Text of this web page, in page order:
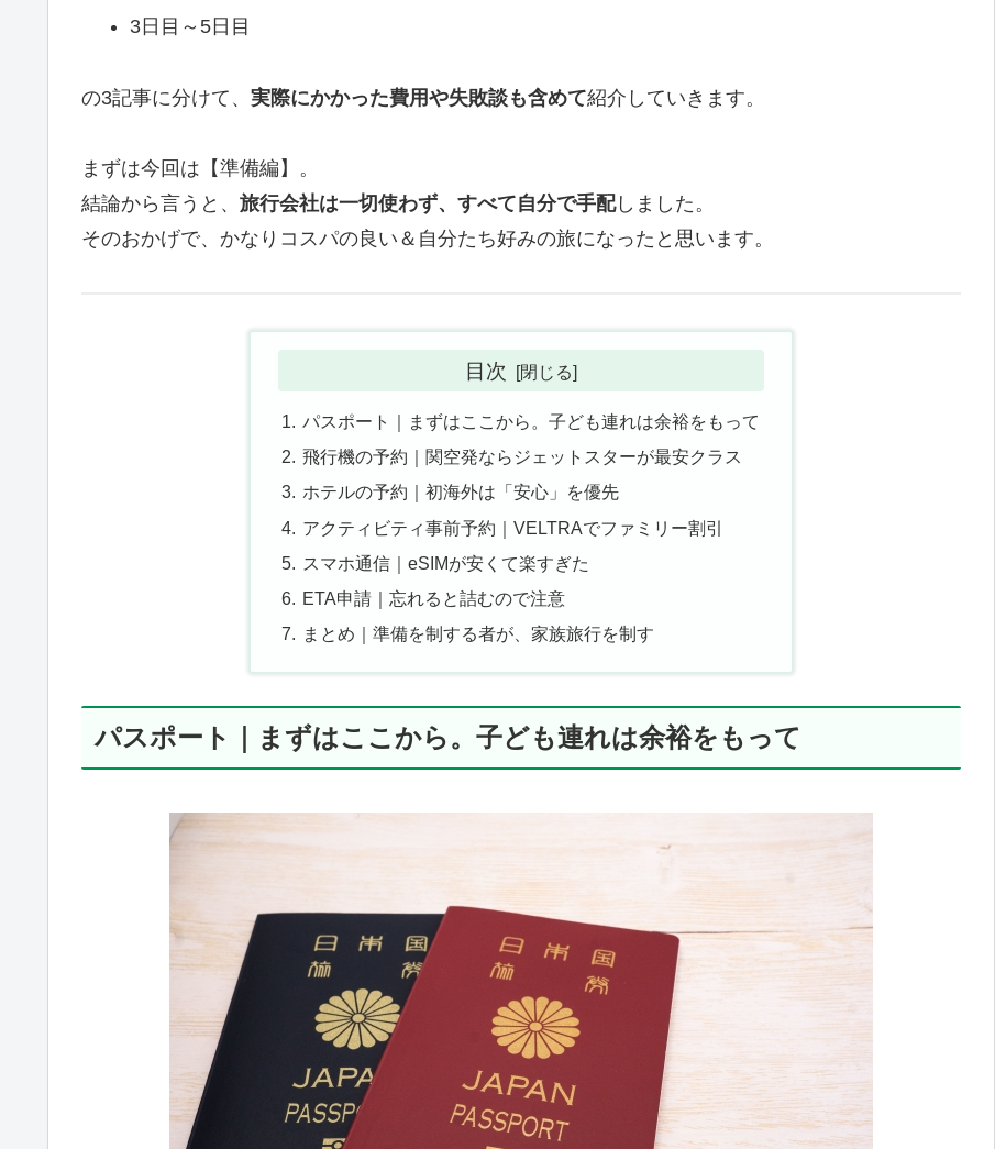
3日目～5日目
の3記事に分けて、 実際にかかった費用や失敗談も含めて紹介していきます。
まずは今回は【準備編】。
結論から言うと、 旅行会社は一切使わず、すべて自分で手配しました。
そのおかげで、かなりコスパの良い＆自分たち好みの旅になったと思います。
目次
パスポート｜まずはここから。子ども連れは余裕をもって
飛行機の予約｜関空発ならジェットスターが最安クラス
ホテルの予約｜初海外は「安心」を優先
アクティビティ事前予約｜VELTRAでファミリー割引
スマホ通信｜eSIMが安くて楽すぎた
ETA申請｜忘れると詰むので注意
まとめ｜準備を制する者が、家族旅行を制す
パスポート｜まずはここから。子ども連れは余裕をもって